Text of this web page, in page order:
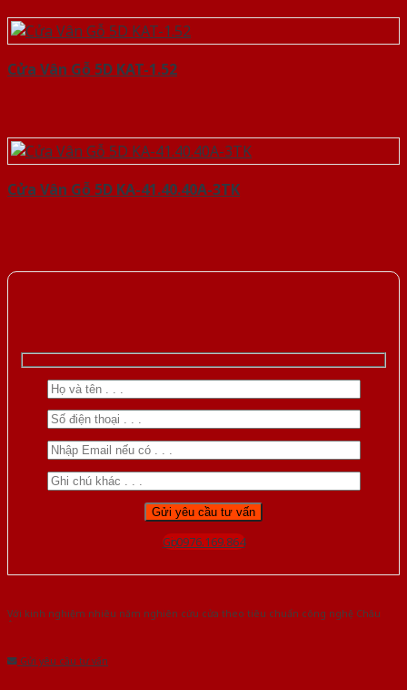
Cửa Vân Gỗ 5D KAT-1.52
Cửa Vân Gỗ 5D KA-41.40.40A-3TK
Gọi 0976.169.864
Với kinh nghiệm nhiêu năm nghiên cứu cửa theo tiêu chuẩn công nghệ Châu
Gửi yêu cầu tư vấn